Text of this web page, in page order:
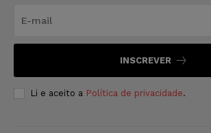
INSCREVER
Li e aceito a Política de privacidade.